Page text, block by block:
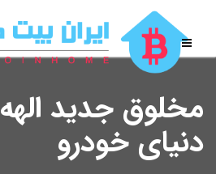
مخلوق جدید
دنیای خودرو